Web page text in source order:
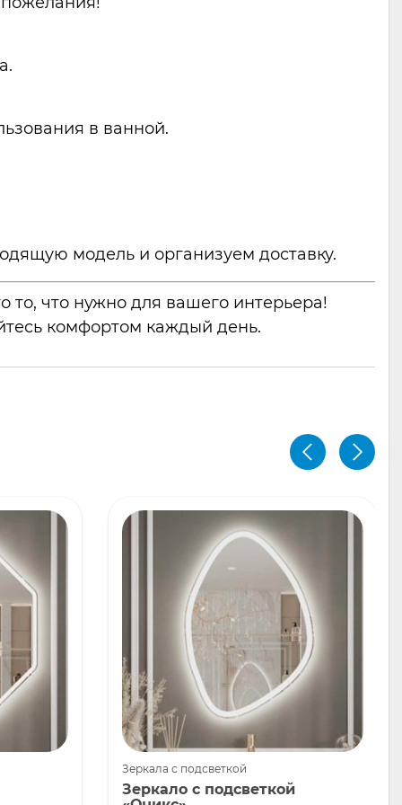
в ванной.
модель и организуем доставку.
то, что нужно для вашего интерьера!
комфортом каждый день.
Зеркала с подсветкой
Зеркало с подсветкой